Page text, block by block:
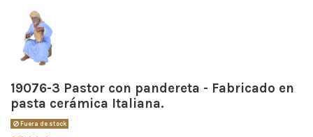
19076-3 Pastor con pandereta - Fabricado en
pasta cerámica Italiana.
Fuera de stock